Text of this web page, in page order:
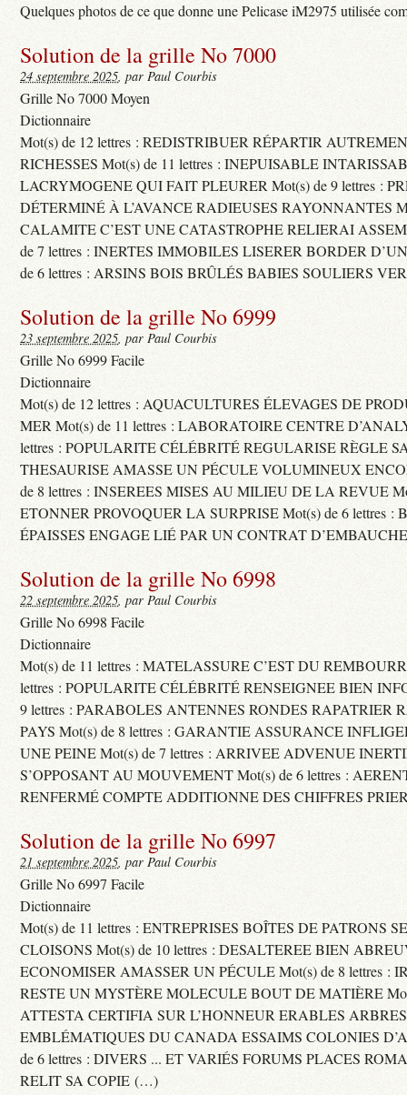
Quelques photos de ce que donne une Pelicase iM2975 utilisée
Solution de la grille No 7000
24 septembre 2025, par Paul Courbis
Grille No 7000 Moyen
Dictionnaire
Mot(s) de 12 lettres : REDISTRIBUER RÉPARTIR
RICHESSES Mot(s) de 11 lettres : INEPUISABLE
LACRYMOGENE QUI FAIT PLEURER Mot(s) de 9 lettres :
DÉTERMINÉ À L’AVANCE RADIEUSES RAYONNANTES
CALAMITE C’EST UNE CATASTROPHE RELIERAI
de 7 lettres : INERTES IMMOBILES LISERER BORDER
de 6 lettres : ARSINS BOIS BRÛLÉS BABIES SOULIERS
Solution de la grille No 6999
23 septembre 2025, par Paul Courbis
Grille No 6999 Facile
Dictionnaire
Mot(s) de 12 lettres : AQUACULTURES ÉLEVAGES DE
MER Mot(s) de 11 lettres : LABORATOIRE CENTRE
lettres : POPULARITE CÉLÉBRITÉ REGULARISE RÈGLE
THESAURISE AMASSE UN PÉCULE VOLUMINEUX
de 8 lettres : INSEREES MISES AU MILIEU DE LA REVUE
ETONNER PROVOQUER LA SURPRISE Mot(s) de 6 lettres :
ÉPAISSES ENGAGE LIÉ PAR UN CONTRAT
Solution de la grille No 6998
22 septembre 2025, par Paul Courbis
Grille No 6998 Facile
Dictionnaire
Mot(s) de 11 lettres : MATELASSURE C’EST DU
lettres : POPULARITE CÉLÉBRITÉ RENSEIGNEE BIEN
9 lettres : PARABOLES ANTENNES RONDES RAPATRIER
PAYS Mot(s) de 8 lettres : GARANTIE ASSURANCE
UNE PEINE Mot(s) de 7 lettres : ARRIVEE ADVENUE
S’OPPOSANT AU MOUVEMENT Mot(s) de 6 lettres :
RENFERMÉ COMPTE ADDITIONNE DES CHIFFRES
Solution de la grille No 6997
21 septembre 2025, par Paul Courbis
Grille No 6997 Facile
Dictionnaire
Mot(s) de 11 lettres : ENTREPRISES BOÎTES DE PATRONS
CLOISONS Mot(s) de 10 lettres : DESALTEREE BIEN
ECONOMISER AMASSER UN PÉCULE Mot(s) de 8 lettres :
RESTE UN MYSTÈRE MOLECULE BOUT DE MATIÈRE
ATTESTA CERTIFIA SUR L’HONNEUR ERABLES ARBRES
EMBLÉMATIQUES DU CANADA ESSAIMS COLONIES
de 6 lettres : DIVERS ... ET VARIÉS FORUMS PLACES
RELIT SA COPIE (…)